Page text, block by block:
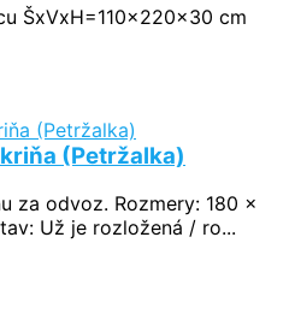
ŠxVxH=110x220x30 cm
(Petržalka)
za odvoz. Rozmery: 180 x
Už je rozložená / ro...